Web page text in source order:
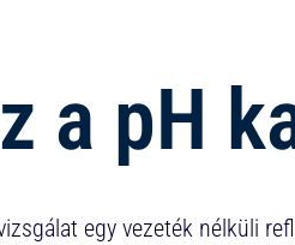
a pH
egy vezeték nélküli